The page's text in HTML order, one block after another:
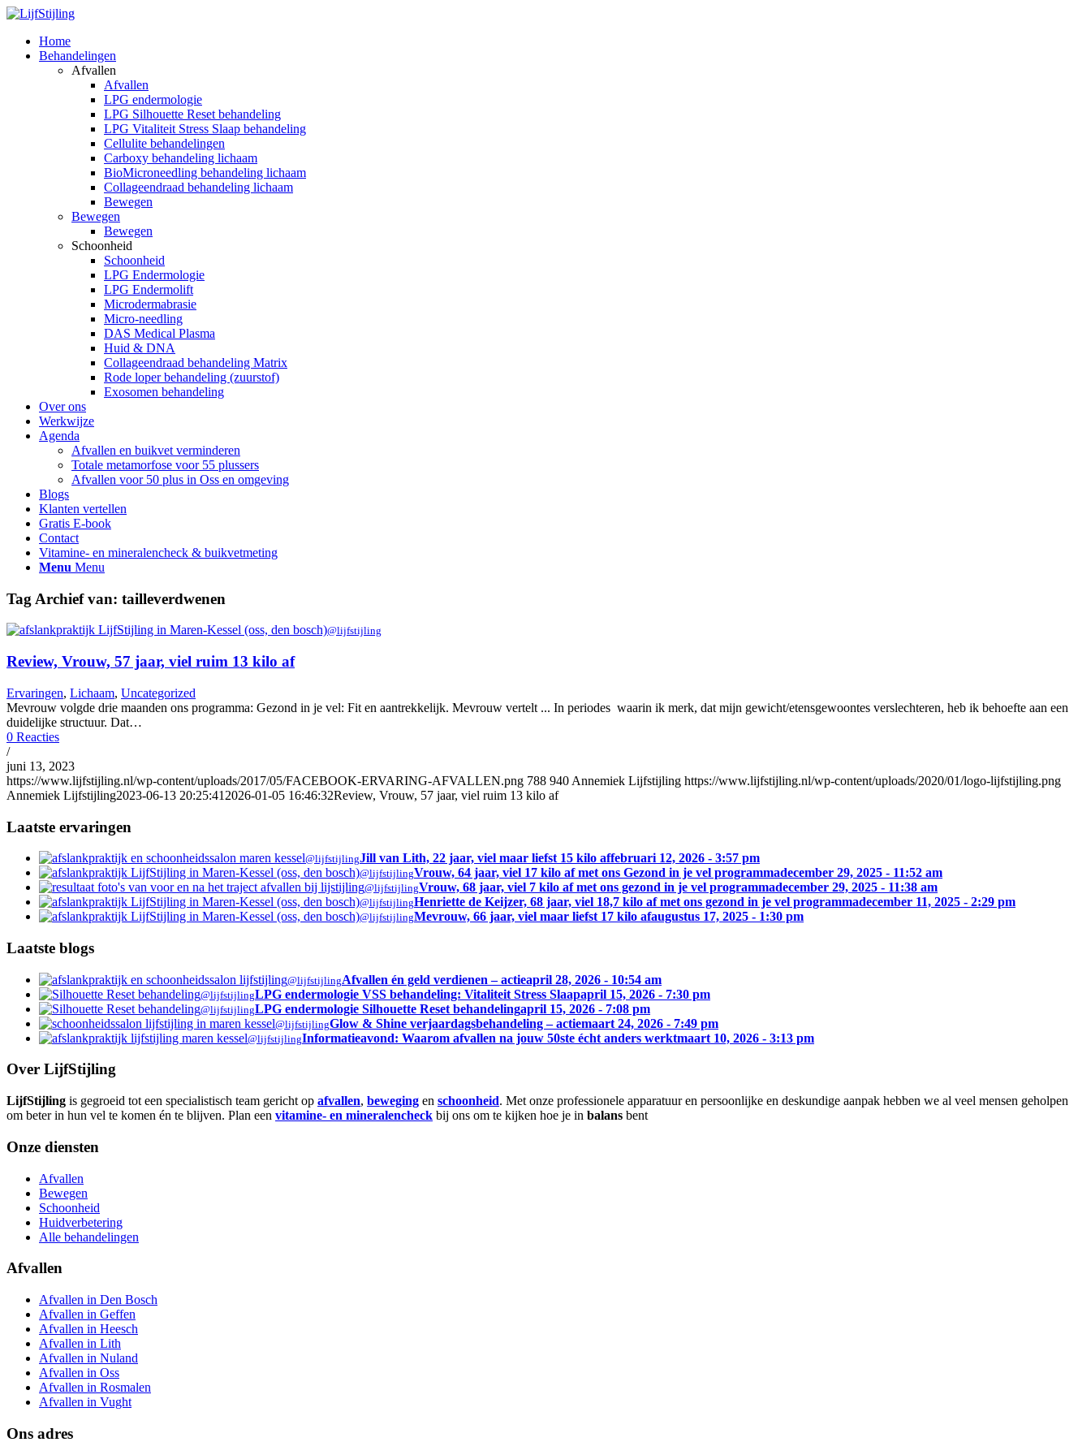
Home
Behandelingen
Afvallen
Afvallen
LPG endermologie
LPG Silhouette Reset behandeling
LPG Vitaliteit Stress Slaap behandeling
Cellulite behandelingen
Carboxy behandeling lichaam
BioMicroneedling behandeling lichaam
Collageendraad behandeling lichaam
Bewegen
Bewegen
Bewegen
Schoonheid
Schoonheid
LPG Endermologie
LPG Endermolift
Microdermabrasie
Micro-needling
DAS Medical Plasma
Huid & DNA
Collageendraad behandeling Matrix
Rode loper behandeling (zuurstof)
Exosomen behandeling
Over ons
Werkwijze
Agenda
Afvallen en buikvet verminderen
Totale metamorfose voor 55 plussers
Afvallen voor 50 plus in Oss en omgeving
Blogs
Klanten vertellen
Gratis E-book
Contact
Vitamine- en mineralencheck & buikvetmeting
Menu Menu
Tag Archief van: tailleverdwenen
@lijfstijling
Review, Vrouw, 57 jaar, viel ruim 13 kilo af
Ervaringen, Lichaam, Uncategorized
Mevrouw volgde drie maanden ons programma: Gezond in je vel: Fit en aantrekkelijk. Mevrouw vertelt ... In periodes waarin ik merk, dat mijn gewicht/etensgewoontes verslechteren, heb ik behoefte aan een
duidelijke structuur. Dat…
0 Reacties
/
juni 13, 2023
https://www.lijfstijling.nl/wp-content/uploads/2017/05/FACEBOOK-ERVARING-AFVALLEN.png 788 940 Annemiek Lijfstijling https://www.lijfstijling.nl/wp-content/uploads/2020/01/logo-lijfstijling.png
Annemiek Lijfstijling2023-06-13 20:25:41 2026-01-05 16:46:32Review, Vrouw, 57 jaar, viel ruim 13 kilo af
Laatste ervaringen
@lijfstijlingJill van Lith, 22 jaar, viel maar liefst 15 kilo affebruari 12, 2026 - 3:57 pm
@lijfstijlingVrouw, 64 jaar, viel 17 kilo af met ons Gezond in je vel programmadecember 29, 2025 - 11:52 am
@lijfstijlingVrouw, 68 jaar, viel 7 kilo af met ons gezond in je vel programmadecember 29, 2025 - 11:38 am
@lijfstijlingHenriette de Keijzer, 68 jaar, viel 18,7 kilo af met ons gezond in je vel programmadecember 11, 2025 - 2:29 pm
@lijfstijlingMevrouw, 66 jaar, viel maar liefst 17 kilo afaugustus 17, 2025 - 1:30 pm
Laatste blogs
@lijfstijlingAfvallen én geld verdienen – actieapril 28, 2026 - 10:54 am
@lijfstijlingLPG endermologie VSS behandeling: Vitaliteit Stress Slaapapril 15, 2026 - 7:30 pm
@lijfstijlingLPG endermologie Silhouette Reset behandelingapril 15, 2026 - 7:08 pm
@lijfstijlingGlow & Shine verjaardagsbehandeling – actiemaart 24, 2026 - 7:49 pm
@lijfstijlingInformatieavond: Waarom afvallen na jouw 50ste écht anders werktmaart 10, 2026 - 3:13 pm
Over LijfStijling
LijfStijling is gegroeid tot een specialistisch team gericht op afvallen, beweging en schoonheid. Met onze professionele apparatuur en persoonlijke en deskundige aanpak hebben we al veel mensen geholpen
om beter in hun vel te komen én te blijven. Plan een vitamine- en mineralencheck bij ons om te kijken hoe je in balans bent
Onze diensten
Afvallen
Bewegen
Schoonheid
Huidverbetering
Alle behandelingen
Afvallen
Afvallen in Den Bosch
Afvallen in Geffen
Afvallen in Heesch
Afvallen in Lith
Afvallen in Nuland
Afvallen in Oss
Afvallen in Rosmalen
Afvallen in Vught
Ons adres